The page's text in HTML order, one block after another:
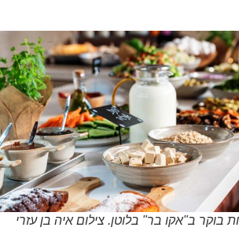
ב"אקו בר" בלוטן. צילום איה בן עזרי